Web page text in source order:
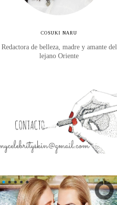
COSUKI NARU
Redactora de belleza, madre y amante del
lejano Oriente